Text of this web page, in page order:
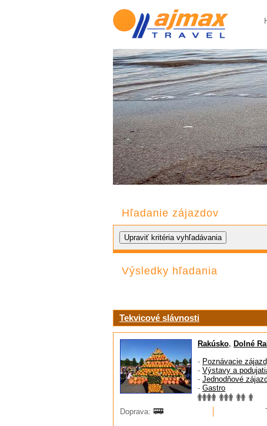
Hľadanie zájazdov
Výsledky hľadania
Tekvicové slávnosti
Rakúsko, Dolné
- Poznávacie
- Výstavy a
- Jednodňové
- Gastro
Doprava: